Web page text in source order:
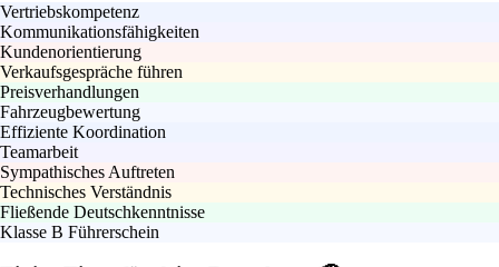
Vertriebskompetenz
Kommunikationsfähigkeiten
Kundenorientierung
Verkaufsgespräche führen
Preisverhandlungen
Fahrzeugbewertung
Effiziente Koordination
Teamarbeit
Sympathisches Auftreten
Technisches Verständnis
Fließende Deutschkenntnisse
Klasse B Führerschein